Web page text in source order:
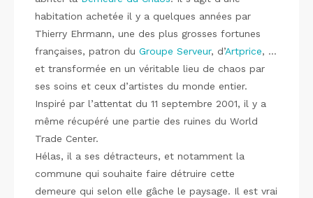
habitation achetée il y a quelques années par
Thierry Ehrmann, une des plus grosses fortunes
françaises, patron du Groupe Serveur, d’Artprice, …
et transformée en un véritable lieu de chaos par
ses soins et ceux d’artistes du monde entier.
Inspiré par l’attentat du 11 septembre 2001, il y a
même récupéré une partie des ruines du World
Trade Center.
Hélas, il a ses détracteurs, et notamment la
commune qui souhaite faire détruire cette
demeure qui selon elle gâche le paysage. Il est vrai